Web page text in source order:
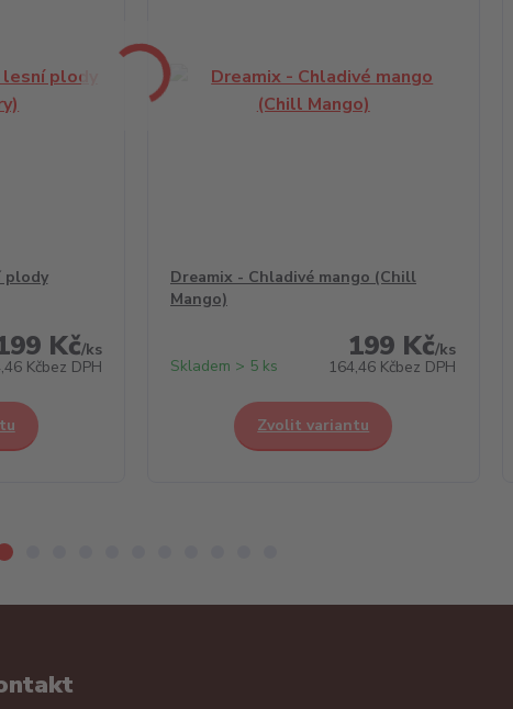
plody
Kč/ks
Kčbez DPH
Dreamix - Chladivé mango (Chill
Mango)
199 Kč/ks
164,46 Kčbez DPH
Skladem > 5 ks
Zvolit variantu